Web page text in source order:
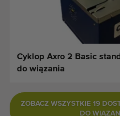
Wyszukaj według typu
Ostatnio widziany maszyny
Powiadomieniom o maszynach
Import maszyn
Cyklop Axro 2 Basic
do wiązania
ZOBACZ WSZYSTKIE 19
DO